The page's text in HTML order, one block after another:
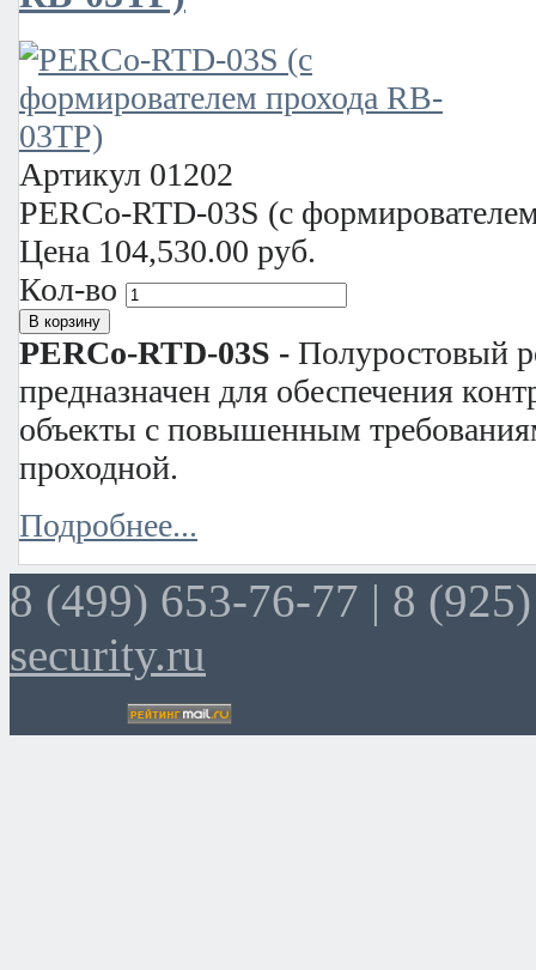
Артикул 01202
PERCo-RTD-03S (c
Цена 104,530.00 руб.
Кол-во
PERCo-RTD-03S - Полуростовый
предназначен для обеспечения
объекты с повышенным
проходной.
Подробнее...
8 (499) 653-76-77 | 8
security.ru